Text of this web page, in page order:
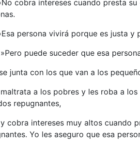
cobra intereses cuando presta
persona vivirá porque es justa
»Pero puede suceder que esa
se junta con los que van a los
maltrata a los pobres y les roba a
repugnantes,
y cobra intereses muy altos cuando
Yo les aseguro que esa